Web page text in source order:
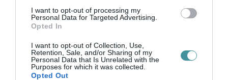
I want to opt-out of processing my
Personal Data for Targeted Advertising.
Opted In
I want to opt-out of Collection, Use,
Retention, Sale, and/or Sharing of my
Personal Data that Is Unrelated with the
Purposes for which it was collected.
Opted Out
2026. augusztus 08 Mindenki ügye
2026. augusztus 08|Promóció